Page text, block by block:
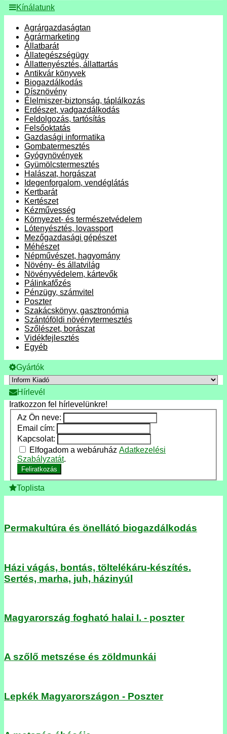
Kínálatunk
Agrárgazdaságtan
Agrármarketing
Állatbarát
Állategészségügy
Állattenyésztés, állattartás
Antikvár könyvek
Biogazdálkodás
Dísznövény
Élelmiszer-biztonság, táplálkozás
Erdészet, vadgazdálkodás
Feldolgozás, tartósítás
Felsőoktatás
Gazdasági informatika
Gombatermesztés
Gyógynövények
Gyümölcstermesztés
Halászat, horgászat
Idegenforgalom, vendéglátás
Kertbarát
Kertészet
Kézművesség
Környezet- és természetvédelem
Lótenyésztés, lovassport
Mezőgazdasági gépészet
Méhészet
Népművészet, hagyomány
Növény- és állatvilág
Növényvédelem, kártevők
Pálinkafőzés
Pénzügy, számvitel
Poszter
Szakácskönyv, gasztronómia
Szántóföldi növénytermesztés
Szőlészet, borászat
Vidékfejlesztés
Egyéb
Gyártók
Hírlevél
Iratkozzon fel hírlevelünkre!
Az Ön neve:
Email cím:
Kapcsolat:
Elfogadom a webáruház Adatkezelési
Szabályzatát.
Feliratkozás
Toplista
Permakultúra és önellátó biogazdálkodás
Házi vágás, bontás, töltelékáru-készítés.
Sertés, marha, juh, házinyúl
Magyarország fogható halai I. - poszter
A szőlő metszése és zöldmunkái
Lepkék Magyarországon - Poszter